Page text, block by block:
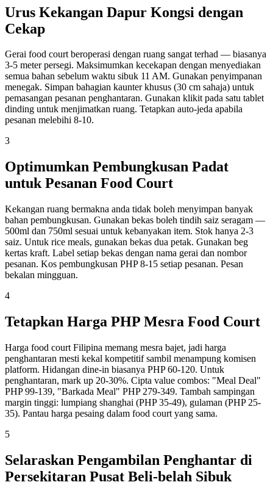
Urus Kekangan Dapur Kongsi dengan
Cekap
Gerai food court beroperasi dengan ruang sangat terhad — biasanya
3-5 meter persegi. Maksimumkan kecekapan dengan menyediakan
semua bahan sebelum waktu sibuk 11 AM. Gunakan penyimpanan
menegak. Simpan bahagian kaunter khusus (30 cm sahaja) untuk
pemasangan pesanan penghantaran. Gunakan klikit pada satu tablet
dinding untuk menjimatkan ruang. Tetapkan auto-jeda apabila
pesanan melebihi 8-10.
3
Optimumkan Pembungkusan Padat
untuk Pesanan Food Court
Kekangan ruang bermakna anda tidak boleh menyimpan banyak
bahan pembungkusan. Gunakan bekas boleh tindih saiz seragam —
500ml dan 750ml sesuai untuk kebanyakan item. Stok hanya 2-3
saiz. Untuk rice meals, gunakan bekas dua petak. Gunakan beg
kertas kraft. Label setiap bekas dengan nama gerai dan nombor
pesanan. Kos pembungkusan PHP 8-15 setiap pesanan. Pesan
bekalan mingguan.
4
Tetapkan Harga PHP Mesra Food Court
Harga food court Filipina memang mesra bajet, jadi harga
penghantaran mesti kekal kompetitif sambil menampung komisen
platform. Hidangan dine-in biasanya PHP 60-120. Untuk
penghantaran, mark up 20-30%. Cipta value combos: "Meal Deal"
PHP 99-139, "Barkada Meal" PHP 279-349. Tambah sampingan
margin tinggi: lumpiang shanghai (PHP 35-49), gulaman (PHP 25-
35). Pantau harga pesaing dalam food court yang sama.
5
Selaraskan Pengambilan Penghantar di
Persekitaran Pusat Beli-belah Sibuk